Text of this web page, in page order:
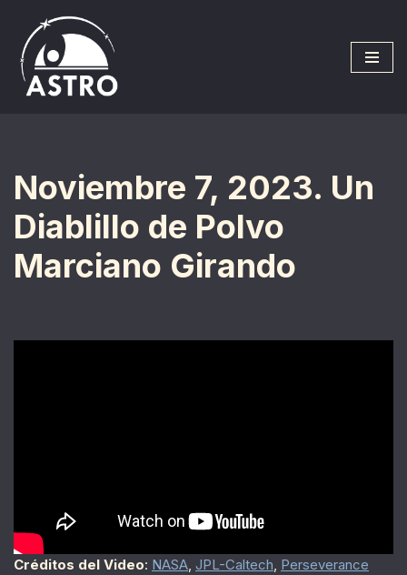
Saltar
al
contenido
Noviembre 7, 2023. Un
Diablillo de Polvo
Marciano Girando
Créditos del Video: NASA, JPL-Caltech, Perseverance